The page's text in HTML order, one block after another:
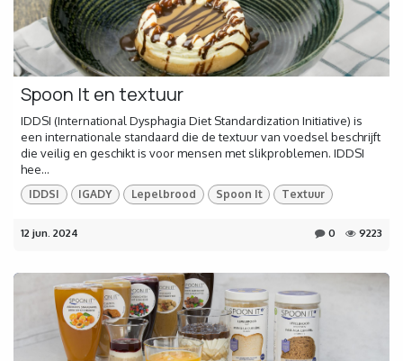
Spoon It en textuur
IDDSI (International Dysphagia Diet Standardization Initiative) is
een internationale standaard die de textuur van voedsel beschrijft
die veilig en geschikt is voor mensen met slikproblemen. IDDSI
hee...
IDDSI IGADY Lepelbrood Spoon It Textuur
12 jun. 2024 0 9223